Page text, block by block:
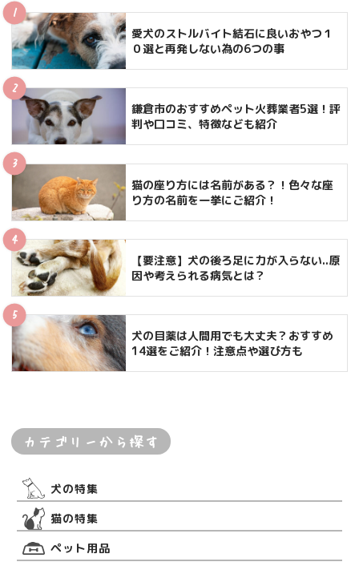
愛犬のストルバイト結石に良いおやつ１
０選と再発しない為の6つの事
鎌倉市のおすすめペット火葬業者5選！評
判や口コミ、特徴なども紹介
猫の座り方には名前がある？！色々な座
り方の名前を一挙にご紹介！
【要注意】犬の後ろ足に力が入らない..原
因や考えられる病気とは？
犬の目薬は人間用でも大丈夫？おすすめ
14選をご紹介！注意点や選び方も
カテゴリーから探す
犬の特集
猫の特集
ペット用品